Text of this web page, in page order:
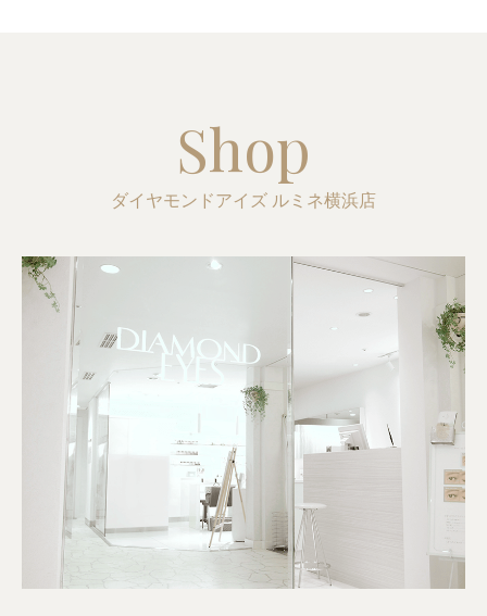
Shop
ダイヤモンドアイズ ルミネ横浜店